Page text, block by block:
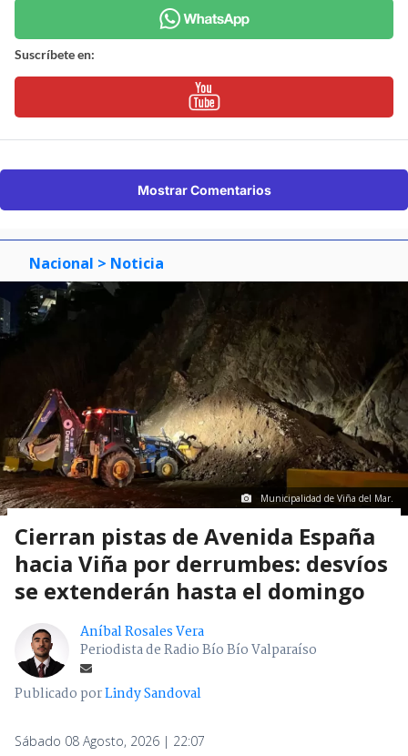
Suscríbete en:
Mostrar Comentarios
Nacional > Noticia
Municipalidad de Viña del Mar.
Cierran pistas de Avenida España
hacia Viña por derrumbes: desvíos
se extenderán hasta el domingo
Aníbal Rosales Vera
Periodista de Radio Bío Bío Valparaíso
Publicado porLindy Sandoval
Sábado 08 Agosto, 2026 | 22:07